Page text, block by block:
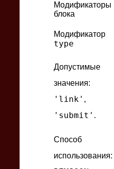
Модификаторы
блока
Модификатор
type
Допустимые
значения:
'link' ,
'submit' .
Способ
использования: